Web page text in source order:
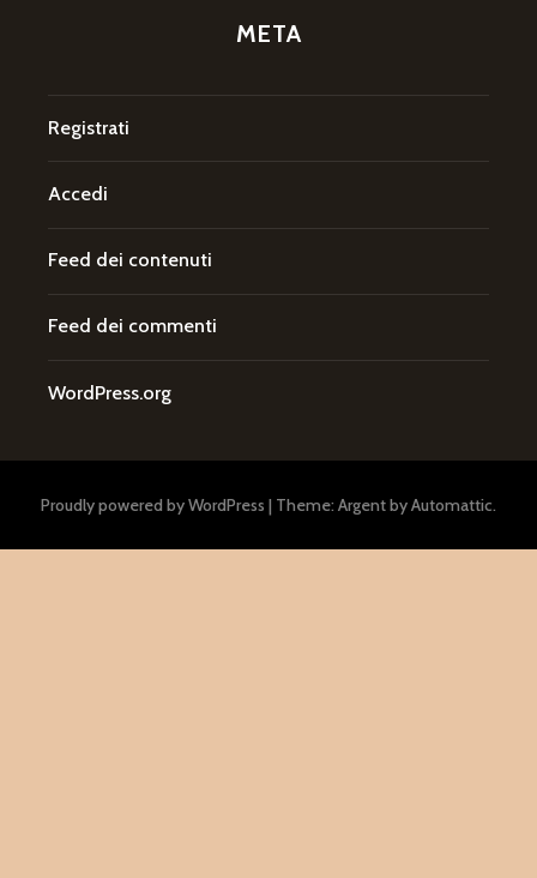
META
Registrati
Accedi
Feed dei contenuti
Feed dei commenti
WordPress.org
Proudly powered by WordPress | Theme: Argent byAutomattic.